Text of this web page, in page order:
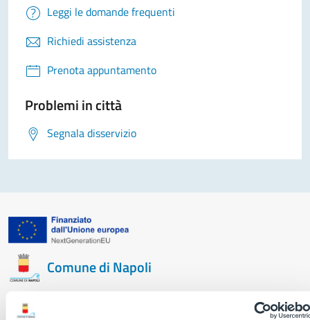
Leggi le domande frequenti
Richiedi assistenza
Prenota appuntamento
Problemi in città
Segnala disservizio
Comune di Napoli
AMMINISTRAZIONE